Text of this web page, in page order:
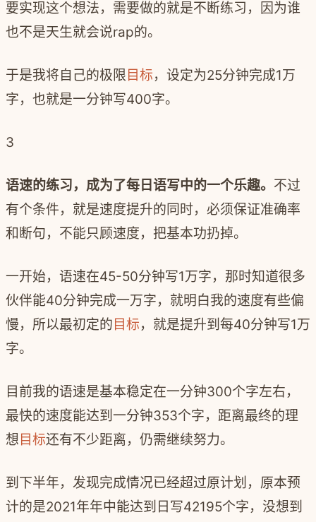
要实现这个想法，需要做的就是不断练习，因为谁
也不是天生就会说rap的。
于是我将自己的极限 目标，设定为25分钟完成1万
字，也就是一分钟写400字。
3
语速的练习，成为了每日语写中的一个乐趣。 不过
有个条件，就是速度提升的同时，必须保证准确率
和断句，不能只顾速度，把基本功扔掉。
一开始，语速在45-50分钟写1万字，那时知道很多
伙伴能40分钟完成一万字，就明白我的速度有些偏
慢，所以最初定的 目标，就是提升到每40分钟写1万
字。
目前我的语速是基本稳定在一分钟300个字左右，
最快的速度能达到一分钟353个字，距离最终的理
想 目标还有不少距离，仍需继续努力。
到下半年，发现完成情况已经超过原计划，原本预
计的是2021年年中能达到日写42195个字，没想到